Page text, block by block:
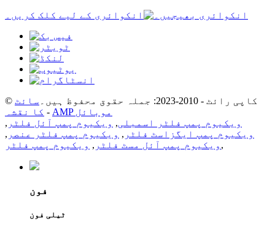
انکوائری کے لیے کلک کریں۔
© کاپی رائٹ - 2010-2023: جملہ حقوق محفوظ ہیں۔
سائٹ
کا نقشہ -
AMP موبائل
ویکیوم پمپ فلٹر اسمبلی, ویکیوم پمپ آئل فلٹر ,
ویکیوم پمپ ایگزاسٹ فلٹر , ویکیوم پمپ فلٹر عنصر ,
ویکیوم پمپ آئل مسٹ فلٹر , ویکیوم پمپ فلٹر ,
فون
ٹیلی فون